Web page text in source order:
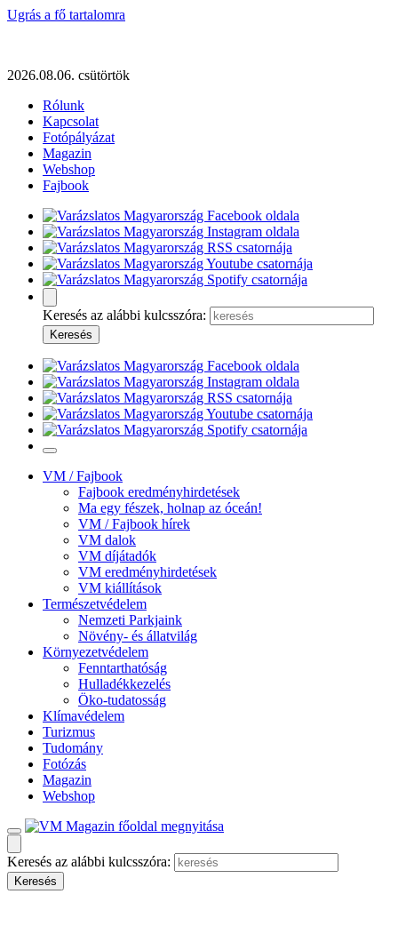
Ugrás a fő tartalomra
2026.08.06. csütörtök
Rólunk
Kapcsolat
Fotópályázat
Magazin
Webshop
Fajbook
Keresés az alábbi kulcsszóra:
VM / Fajbook
Fajbook eredményhirdetések
Ma egy fészek, holnap az óceán!
VM / Fajbook hírek
VM dalok
VM díjátadók
VM eredményhirdetések
VM kiállítások
Természetvédelem
Nemzeti Parkjaink
Növény- és állatvilág
Környezetvédelem
Fenntarthatóság
Hulladékkezelés
Öko-tudatosság
Klímavédelem
Turizmus
Tudomány
Fotózás
Magazin
Webshop
Keresés az alábbi kulcsszóra: